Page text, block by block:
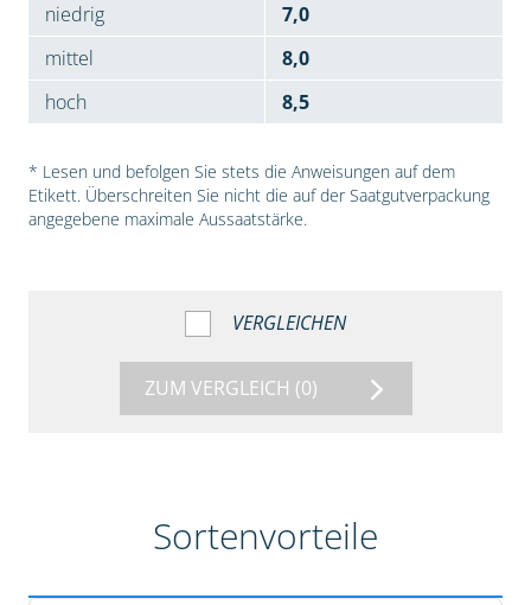
niedrig
7,0
mittel
8,0
hoch
8,5
* Lesen und befolgen Sie stets die Anweisungen auf dem
Etikett. Überschreiten Sie nicht die auf der Saatgutverpackung
angegebene maximale Aussaatstärke.
VERGLEICHEN
ZUM VERGLEICH (0)
Sortenvorteile